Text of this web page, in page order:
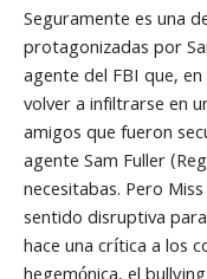
Seguramente es una
protagonizadas por
agente del FBI que,
volver a infiltrarse en
amigos que fueron
agente Sam Fuller
necesitabas. Pero
sentido disruptiva
hace una crítica a los